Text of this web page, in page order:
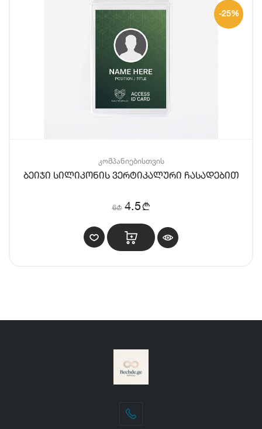
-25%
კომპანიებისთვის
ბეიჯი სილიკონის ვერტიკალური ჩასადებით
6b 4.5b